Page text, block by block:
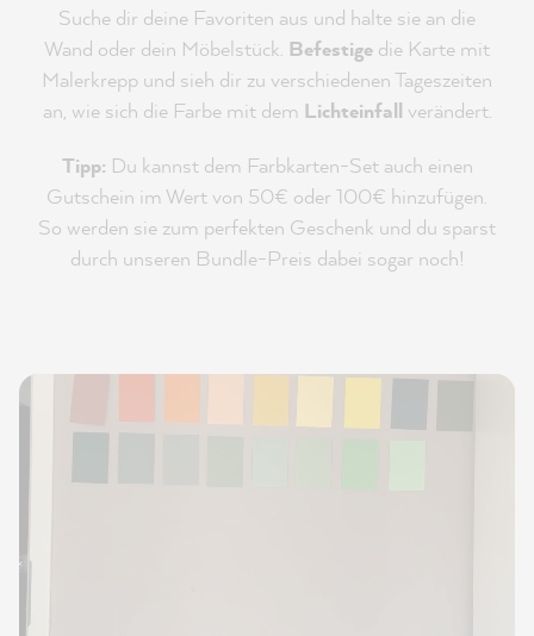
Suche dir deine Favoriten aus und halte sie an die
Wand oder dein Möbelstück. Befestige die Karte mit
Malerkrepp und sieh dir zu verschiedenen Tageszeiten
an, wie sich die Farbe mit dem Lichteinfall verändert.
Tipp: Du kannst dem Farbkarten-Set auch einen
Gutschein im Wert von 50€ oder 100€ hinzufügen.
So werden sie zum perfekten Geschenk und du sparst
durch unseren Bundle-Preis dabei sogar noch!